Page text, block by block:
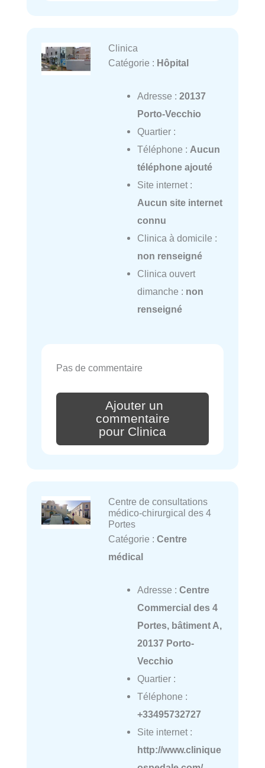
Clinica
Catégorie : Hôpital
Adresse : 20137
Porto-Vecchio
Quartier :
Téléphone : Aucun
téléphone ajouté
Site internet :
Aucun site internet
connu
Clinica à domicile :
non renseigné
Clinica ouvert
dimanche : non
renseigné
Pas de commentaire
Ajouter un
commentaire
pour Clinica
Centre de consultations
médico-chirurgical des 4
Portes
Catégorie : Centre
médical
Adresse : Centre
Commercial des 4
Portes, bâtiment A,
20137 Porto-
Vecchio
Quartier :
Téléphone :
+33495732727
Site internet :
http://www.clinique